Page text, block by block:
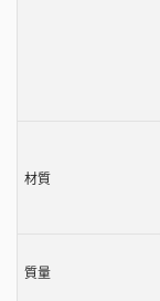
材質
質量